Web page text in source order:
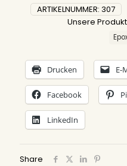
ARTIKELNUMMER: 307
Unsere
Drucken E-
Facebook
LinkedIn
Share